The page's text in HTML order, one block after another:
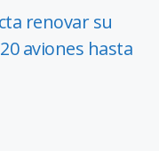
renovar su
aviones hasta